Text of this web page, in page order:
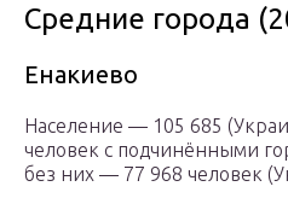
Средние города
Енакиево
Население — 105 685
человек с подчинёнными
без них — 77 968 человек